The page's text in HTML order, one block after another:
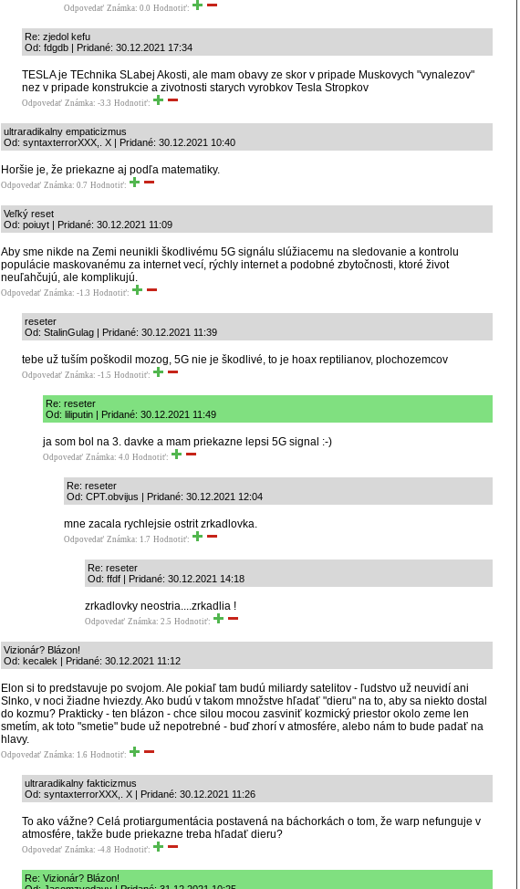
Odpovedať Známka: 0.0 Hodnotiť:
Re: zjedol kefu
Od: fdgdb | Pridané: 30.12.2021 17:34
TESLA je TEchnika SLabej Akosti, ale mam obavy ze skor v pripade Muskovych "vynalezov"
nez v pripade konstrukcie a zivotnosti starych vyrobkov Tesla Stropkov
Odpovedať Známka: -3.3 Hodnotiť:
ultraradikalny empaticizmus
Od: syntaxterrorXXX,. X | Pridané: 30.12.2021 10:40
Horšie je, že priekazne aj podľa matematiky.
Odpovedať Známka: 0.7 Hodnotiť:
Veľký reset
Od: poiuyt | Pridané: 30.12.2021 11:09
Aby sme nikde na Zemi neunikli škodlivému 5G signálu slúžiacemu na sledovanie a kontrolu
populácie maskovanému za internet vecí, rýchly internet a podobné zbytočnosti, ktoré život
neuľahčujú, ale komplikujú.
Odpovedať Známka: -1.3 Hodnotiť:
reseter
Od: StalinGulag | Pridané: 30.12.2021 11:39
tebe už tuším poškodil mozog, 5G nie je škodlivé, to je hoax reptilianov, plochozemcov
Odpovedať Známka: -1.5 Hodnotiť:
Re: reseter
Od: liliputin | Pridané: 30.12.2021 11:49
ja som bol na 3. davke a mam priekazne lepsi 5G signal :-)
Odpovedať Známka: 4.0 Hodnotiť:
Re: reseter
Od: CPT.obvijus | Pridané: 30.12.2021 12:04
mne zacala rychlejsie ostrit zrkadlovka.
Odpovedať Známka: 1.7 Hodnotiť:
Re: reseter
Od: ffdf | Pridané: 30.12.2021 14:18
zrkadlovky neostria....zrkadlia !
Odpovedať Známka: 2.5 Hodnotiť:
Vizionár? Blázon!
Od: kecalek | Pridané: 30.12.2021 11:12
Elon si to predstavuje po svojom. Ale pokiaľ tam budú miliardy satelitov - ľudstvo už neuvidí ani
Slnko, v noci žiadne hviezdy. Ako budú v takom množstve hľadať "dieru" na to, aby sa niekto dostal
do kozmu? Prakticky - ten blázon - chce silou mocou zasviniť kozmický priestor okolo zeme len
smetím, ak toto "smetie" bude už nepotrebné - buď zhorí v atmosfére, alebo nám to bude padať na
hlavy.
Odpovedať Známka: 1.6 Hodnotiť:
ultraradikalny fakticizmus
Od: syntaxterrorXXX,. X | Pridané: 30.12.2021 11:26
To ako vážne? Celá protiargumentácia postavená na báchorkách o tom, že warp nefunguje v
atmosfére, takže bude priekazne treba hľadať dieru?
Odpovedať Známka: -4.8 Hodnotiť:
Re: Vizionár? Blázon!